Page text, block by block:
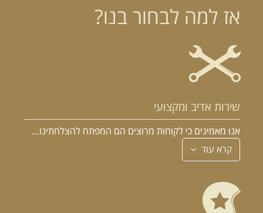
אז למה לבחור בנו?
שירות אדיב ומקצועי
אנו מאמינים כי לקוחות מרוצים הם המפתח להצלחתינו…
קרא עוד